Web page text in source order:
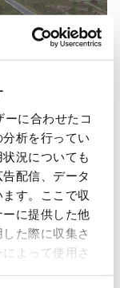
に合わせたコ
析を行ってい
況についても
配信、データ
す。ここで収
に提供した他
た際に収集さ
よって使用さ
Solar Power
Ohira,